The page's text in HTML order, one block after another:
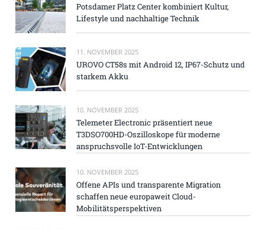
Potsdamer Platz Center kombiniert Kultur,
Lifestyle und nachhaltige Technik
11. NOVEMBER 2025
UROVO CT58s mit Android 12, IP67-Schutz und
starkem Akku
10. NOVEMBER 2025
Telemeter Electronic präsentiert neue
T3DSO700HD-Oszilloskope für moderne
anspruchsvolle IoT-Entwicklungen
10. NOVEMBER 2025
Offene APIs und transparente Migration
schaffen neue europaweit Cloud-
Mobilitätsperspektiven